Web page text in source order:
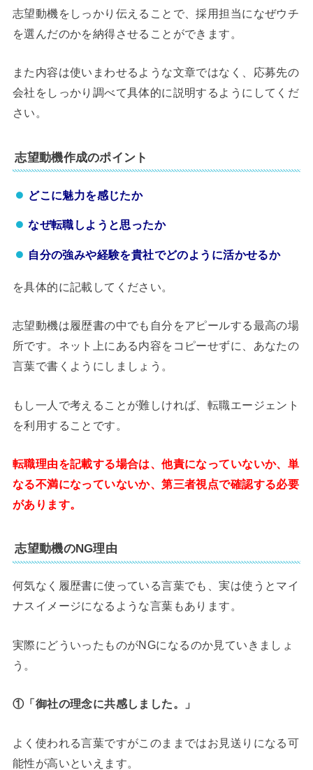
志望動機をしっかり伝えることで、採用担当になぜウチ
を選んだのかを納得させることができます。
また内容は使いまわせるような文章ではなく、応募先の
会社をしっかり調べて具体的に説明するようにしてくだ
さい。
志望動機作成のポイント
どこに魅力を感じたか
なぜ転職しようと思ったか
自分の強みや経験を貴社でどのように活かせるか
を具体的に記載してください。
志望動機は履歴書の中でも自分をアピールする最高の場
所です。ネット上にある内容をコピーせずに、あなたの
言葉で書くようにしましょう。
もし一人で考えることが難しければ、転職エージェント
を利用することです。
転職理由を記載する場合は、他責になっていないか、単
なる不満になっていないか、第三者視点で確認する必要
があります。
志望動機のNG理由
何気なく履歴書に使っている言葉でも、実は使うとマイ
ナスイメージになるような言葉もあります。
実際にどういったものがNGになるのか見ていきましょ
う。
①「御社の理念に共感しました。」
よく使われる言葉ですがこのままではお見送りになる可
能性が高いといえます。